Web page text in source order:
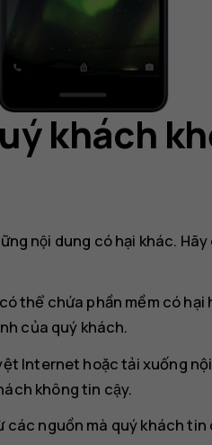
khách
nội dung có hại khác.
thể chứa phần mềm có
của quý khách.
Internet hoặc tải xuống
không tin cậy.
nguồn mà quý khách